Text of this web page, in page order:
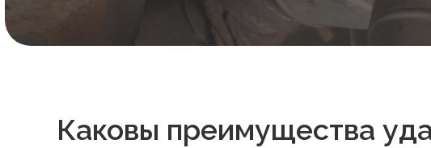
Каковы преимущества